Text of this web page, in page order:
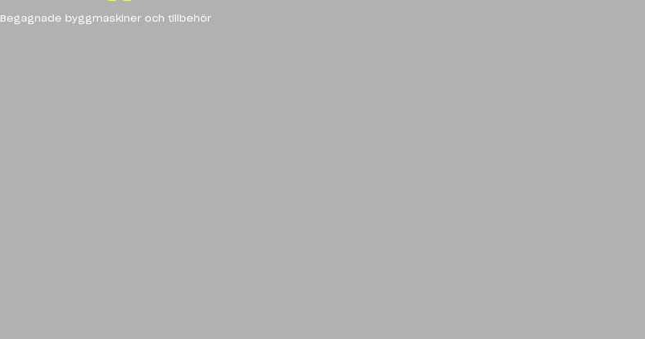
Begagnade byggmaskiner och tillbehör